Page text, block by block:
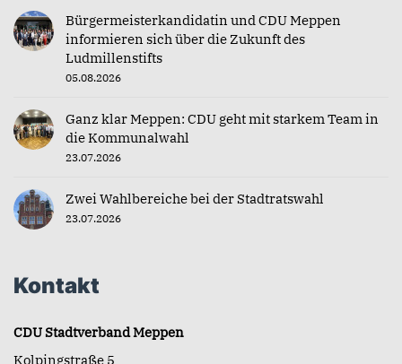
Bürgermeisterkandidatin und CDU Meppen
informieren sich über die Zukunft des
Ludmillenstifts
05.08.2026
Ganz klar Meppen: CDU geht mit starkem Team in
die Kommunalwahl
23.07.2026
Zwei Wahlbereiche bei der Stadtratswahl
23.07.2026
Kontakt
CDU Stadtverband Meppen
Kolpingstraße 5